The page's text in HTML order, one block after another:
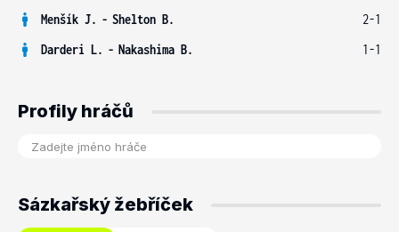
Menšík J. - Shelton B.
2-1
Darderi L. - Nakashima B. 1-1
Profily hráčů
Sázkařský žebříček